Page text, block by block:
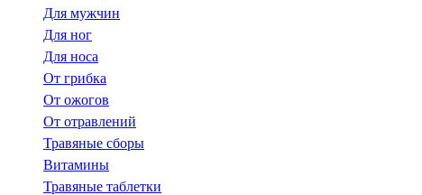
Для мужчин
Для ног
Для носа
От грибка
От ожогов
От отравлений
Травяные сборы
Витамины
Травяные таблетки